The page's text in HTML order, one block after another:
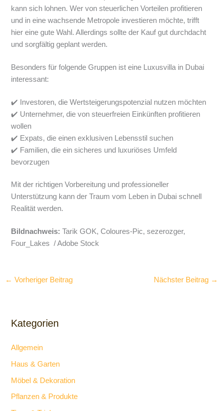
kann sich lohnen. Wer von steuerlichen Vorteilen profitieren
und in eine wachsende Metropole investieren möchte, trifft
hier eine gute Wahl. Allerdings sollte der Kauf gut durchdacht
und sorgfältig geplant werden.
Besonders für folgende Gruppen ist eine Luxusvilla in Dubai
interessant:
✔️ Investoren, die Wertsteigerungspotenzial nutzen möchten
✔️ Unternehmer, die von steuerfreien Einkünften profitieren
wollen
✔️ Expats, die einen exklusiven Lebensstil suchen
✔️ Familien, die ein sicheres und luxuriöses Umfeld
bevorzugen
Mit der richtigen Vorbereitung und professioneller
Unterstützung kann der Traum vom Leben in Dubai schnell
Realität werden.
Bildnachweis: Tarik GOK, Coloures-Pic, sezerozger,
Four_Lakes / Adobe Stock
← Vorheriger Beitrag Nächster Beitrag →
Kategorien
Allgemein
Haus & Garten
Möbel & Dekoration
Pflanzen & Produkte